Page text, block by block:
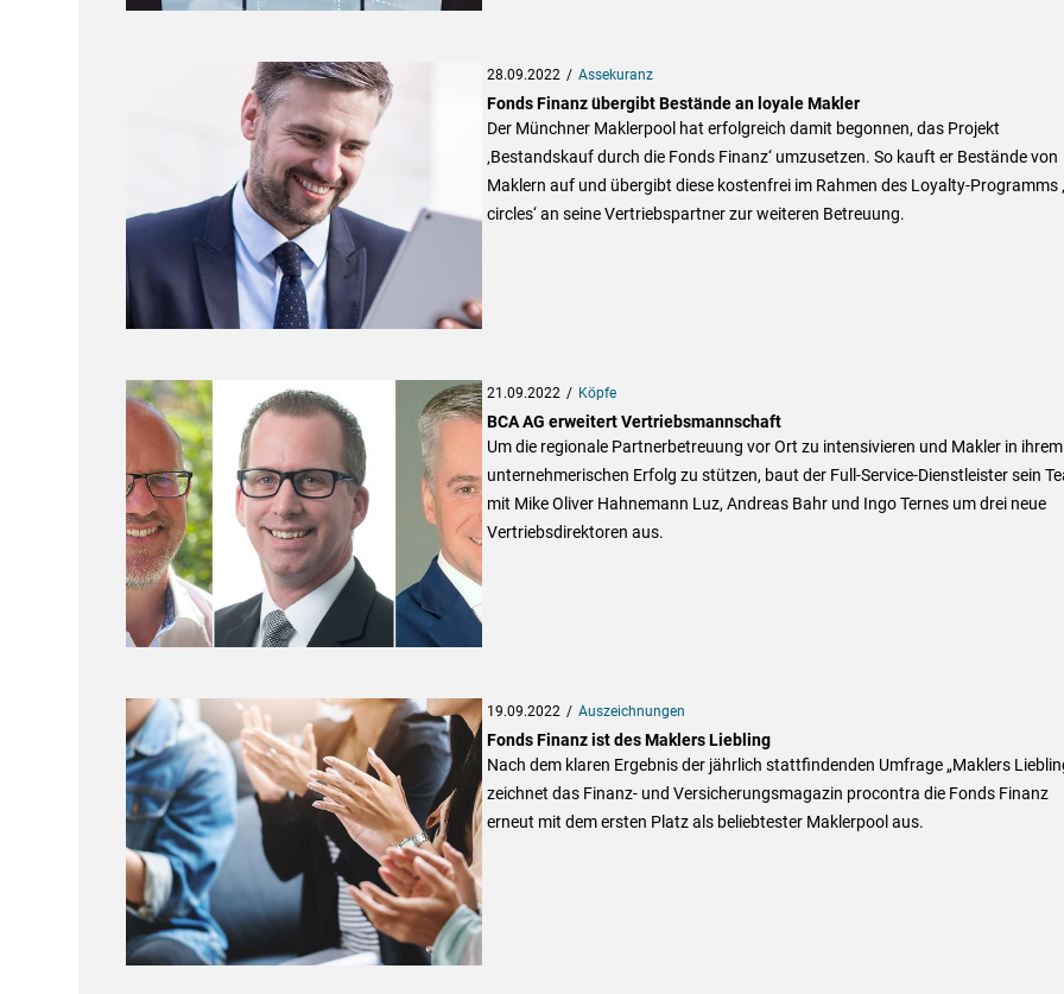
28.09.2022 Assekuranz
Fonds Finanz übergibt Bestände an loyale Makler
Der Münchner Maklerpool hat erfolgreich damit begonnen, das Projekt
‚Bestandskauf durch die Fonds Finanz‘ umzusetzen. So kauft er Bestände von
Maklern auf und übergibt diese kostenfrei im Rahmen des Loyalty-Programms
circles‘ an seine Vertriebspartner zur weiteren Betreuung.
21.09.2022 Köpfe
BCA AG erweitert Vertriebsmannschaft
Um die regionale Partnerbetreuung vor Ort zu intensivieren und Makler in ihrem
unternehmerischen Erfolg zu stützen, baut der Full-Service-Dienstleister sein
mit Mike Oliver Hahnemann Luz, Andreas Bahr und Ingo Ternes um drei neue
Vertriebsdirektoren aus.
19.09.2022 Auszeichnungen
Fonds Finanz ist des Maklers Liebling
Nach dem klaren Ergebnis der jährlich stattfindenden Umfrage „Maklers
zeichnet das Finanz- und Versicherungsmagazin procontra die Fonds Finanz
erneut mit dem ersten Platz als beliebtester Maklerpool aus.